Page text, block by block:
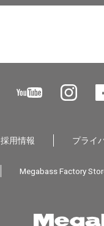
採用情報 プライ
Megabass Factory